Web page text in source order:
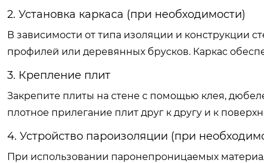
2. Установка каркаса (при необходимости)
В зависимости от типа изоляции и конструкции
профилей или деревянных брусков. Каркас
3. Крепление плит
Закрепите плиты на стене с помощью клея,
плотное прилегание плит друг к другу и к
4. Устройство пароизоляции (при
При использовании паронепроницаемых